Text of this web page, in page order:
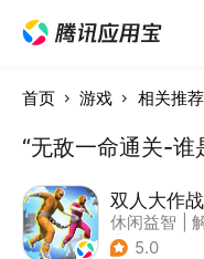
首页 游戏 相关推荐
“无敌一命通关-谁
双人大作战
休闲益智
| 派对游戏
5.0